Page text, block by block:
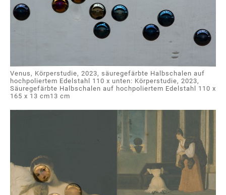
Venus, Körperstudie, 2023, säuregefärbte Halbschalen auf
hochpoliertem Edelstahl 110 x unten: Körperstudie, 2023,
Säuregefärbte Halbschalen auf hochpoliertem Edelstahl 110 x
165 x 13 cm13 cm